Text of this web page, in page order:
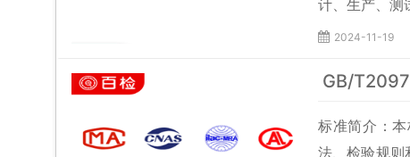
计、生产、测
2024-11-19
GB/
标准简介：
法、检验规则